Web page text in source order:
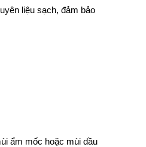
liệu sạch, đảm bảo
ẩm mốc hoặc mùi dầu